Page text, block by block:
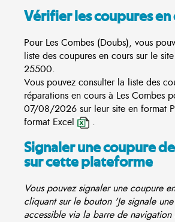
Vérifier les coupures en
Pour Les Combes (Doubs), vous
liste des coupures en cours sur le site
25500.
Vous pouvez consulter la liste des
réparations en cours à Les Combes
07/08/2026 sur leur site en format
format Excel
.
Signaler une coupure
sur cette plateforme
Vous pouvez signaler une coupure
cliquant sur le bouton 'Je signale
accessible via la barre de navigation